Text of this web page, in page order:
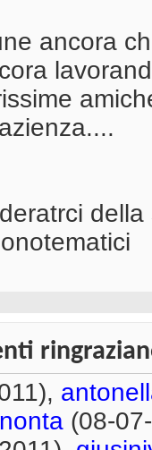
ancora
della
(08-